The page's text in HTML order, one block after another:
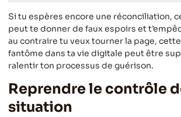
Si tu espères encore une réconciliation,
peut te donner de faux espoirs et
au contraire tu veux tourner la page,
fantôme dans ta vie digitale peut être
ralentir ton processus de guérison.
Reprendre le contrôle
situation